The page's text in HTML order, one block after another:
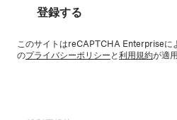
登録する
このサイトはreCAPTCHA Enterpriseに
のプライバシーポリシーと利用規約が適